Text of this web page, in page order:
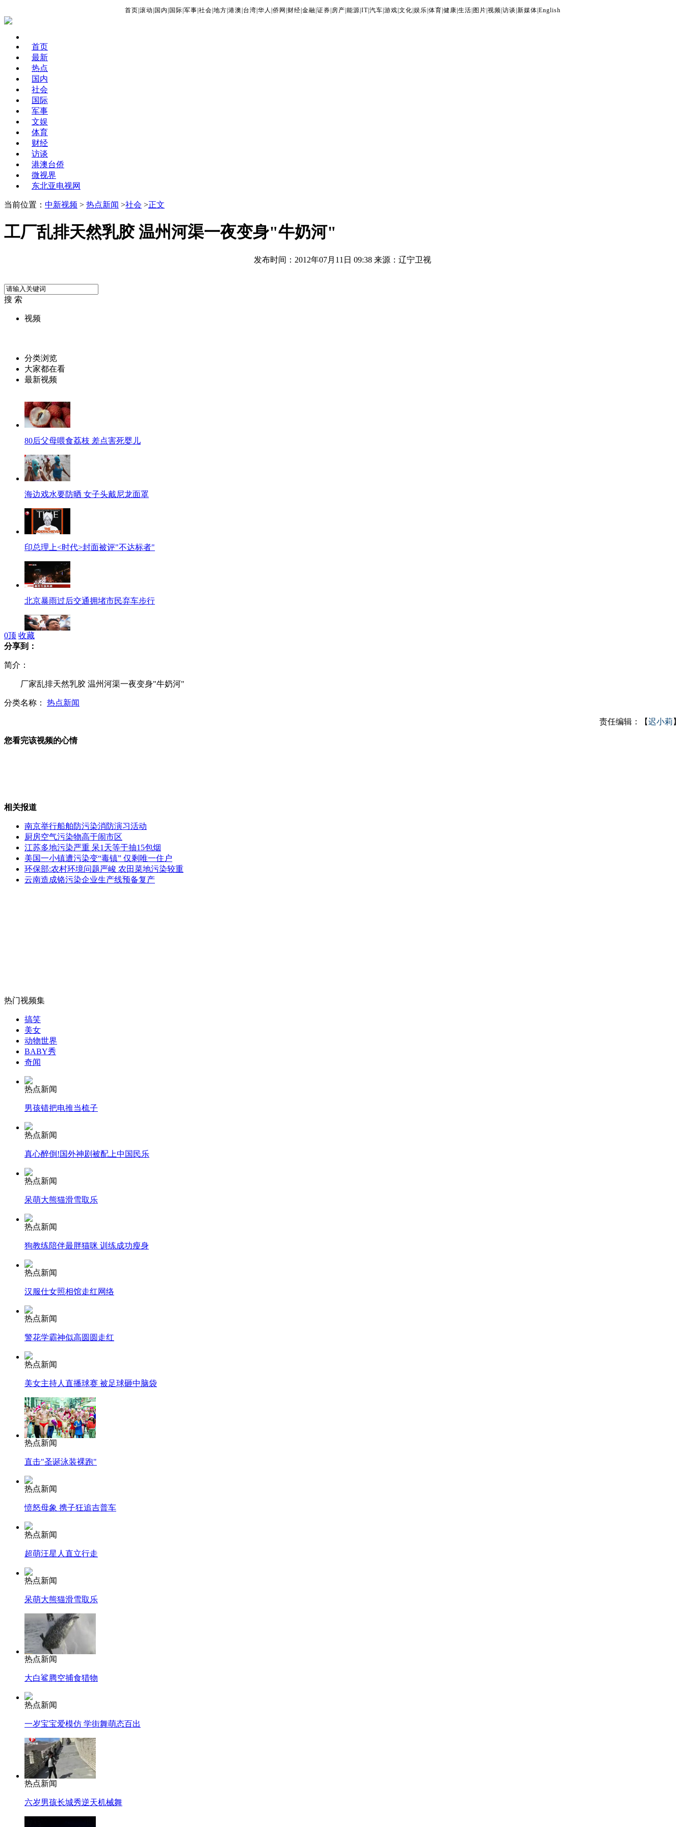
首页 滚动 国内 国际 军事 社会 地方 港澳 台湾 华人 侨网 财经 金融 证券 房产 能源 IT| 汽车 游戏 文化 娱乐 体育 健康 生活 图片 视频 访谈 新媒体 English
首页
最新
热点
国内
社会
国际
军事
文娱
体育
财经
访谈
港澳台侨
微视界
东北亚电视网
当前位置： 中新视频 > 热点新闻 >社会 >正文
工厂乱排天然乳胶 温州河渠一夜变身"牛奶河"
发布时间：2012年07月11日 09:38 来源：辽宁卫视
搜 索
视频
分类浏览
大家都在看
最新视频
80后父母喂食荔枝 差点害死婴儿
海边戏水要防晒 女子头戴尼龙面罩
印总理上<时代>封面被评"不达标者"
北京暴雨过后交通拥堵市民弃车步行
工厂排废物致河渠一夜变"牛奶河"
街道积水深 牛人竟然能冲浪
拆迁办主任涉案2900万 见熟人要搜身
无痛分娩是否安全 医生回应
外交部：反对强权政治霸凌主义
外交部：有关国家言论片面不公正
安徽一实载49人客车翻车
走！跟着总书记去植树
消防员救轻生者
纽约上演“枕头大战”
司机酒驾遇交警 急速倒车逃窜
0顶 收藏
分享到：
简介：
厂家乱排天然乳胶 温州河渠一夜变身"牛奶河"
分类名称： 热点新闻
责任编辑：【迟小莉 】
您看完该视频的心情
相关报道
南京举行船舶防污染消防演习活动
厨房空气污染物高于闹市区
江苏多地污染严重 呆1天等于抽15包烟
美国一小镇遭污染变“毒镇” 仅剩唯一住户
环保部:农村环境问题严峻 农田菜地污染较重
云南造成铬污染企业生产线预备复产
热门视频集
搞笑
美女
动物世界
BABY秀
奇闻
热点新闻
男孩错把电推当梳子
热点新闻
真心醉倒!国外神剧被配上中国民乐
热点新闻
呆萌大熊猫滑雪取乐
热点新闻
狗教练陪伴最胖猫咪 训练成功瘦身
热点新闻
汉服仕女照相馆走红网络
热点新闻
警花学霸神似高圆圆走红
热点新闻
美女主持人直播球赛 被足球砸中脑袋
热点新闻
直击"圣诞泳装裸跑"
热点新闻
愤怒母象 携子狂追吉普车
热点新闻
超萌汪星人直立行走
热点新闻
呆萌大熊猫滑雪取乐
热点新闻
大白鲨腾空捕食猎物
热点新闻
一岁宝宝爱模仿 学街舞萌态百出
热点新闻
六岁男孩长城秀逆天机械舞